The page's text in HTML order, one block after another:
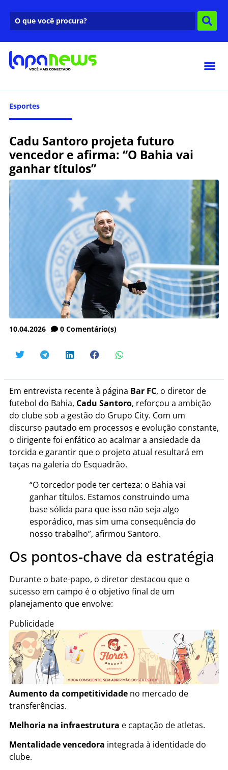
Esportes
Cadu Santoro projeta futuro
vencedor e afirma: “O Bahia vai
ganhar títulos”
10.04.2026 0 Comentário(s)
Em entrevista recente à página Bar FC, o diretor de
futebol do Bahia, Cadu Santoro, reforçou a ambição
do clube sob a gestão do Grupo City. Com um
discurso pautado em processos e evolução constante,
o dirigente foi enfático ao acalmar a ansiedade da
torcida e garantir que o projeto atual resultará em
taças na galeria do Esquadrão.
“O torcedor pode ter certeza: o Bahia vai
ganhar títulos. Estamos construindo uma
base sólida para que isso não seja algo
esporádico, mas sim uma consequência do
nosso trabalho”, afirmou Santoro.
Os pontos-chave da estratégia
Durante o bate-papo, o diretor destacou que o
sucesso em campo é o objetivo final de um
planejamento que envolve:
Publicidade
Aumento da competitividade no mercado de
transferências.
Melhoria na infraestrutura e captação de atletas.
Mentalidade vencedora integrada à identidade do
clube.